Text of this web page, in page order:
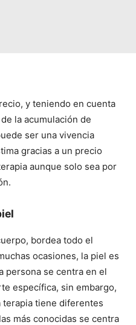
también, el poder del
y teniendo en cuenta
la acumulación de
ser una vivencia
gracias a un precio
aunque solo sea por
bordea todo el
ocasiones, la piel es
persona se centra en el
específica, sin embargo,
terapia tiene diferentes
más conocidas se centra